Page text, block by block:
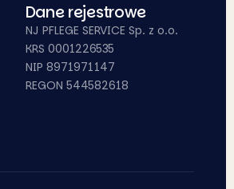
Dane rejestrowe
NJ PFLEGE SERVICE Sp. z o.o.
KRS 0001226535
NIP 8971971147
REGON 544582618